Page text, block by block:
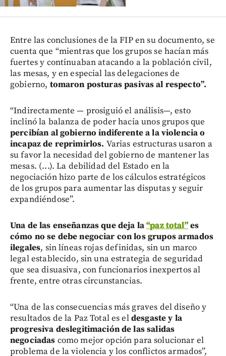
Entre las conclusiones de la FIP en su documento, se
cuenta que “mientras que los grupos se hacían más
fuertes y continuaban atacando a la población civil,
las mesas, y en especial las delegaciones de
gobierno, tomaron posturas pasivas al respecto”.
“Indirectamente — prosiguió el análisis—, esto
inclinó la balanza de poder hacia unos grupos que
percibían al gobierno indiferente a la violencia o
incapaz de reprimirlos. Varias estructuras usaron a
su favor la necesidad del gobierno de mantener las
mesas. (...). La debilidad del Estado en la
negociación hizo parte de los cálculos estratégicos
de los grupos para aumentar las disputas y seguir
expandiéndose”.
Una de las enseñanzas que deja la“paz total”es
cómo no se debe negociar con los grupos armados
ilegales, sin líneas rojas definidas, sin un marco
legal establecido, sin una estrategia de seguridad
que sea disuasiva, con funcionarios inexpertos al
frente, entre otras circunstancias.
“Una de las consecuencias más graves del diseño y
resultados de la Paz Total es eldesgaste y la
progresiva deslegitimación de las salidas
negociadas como mejor opción para solucionar el
problema de la violencia y los conflictos armados”,